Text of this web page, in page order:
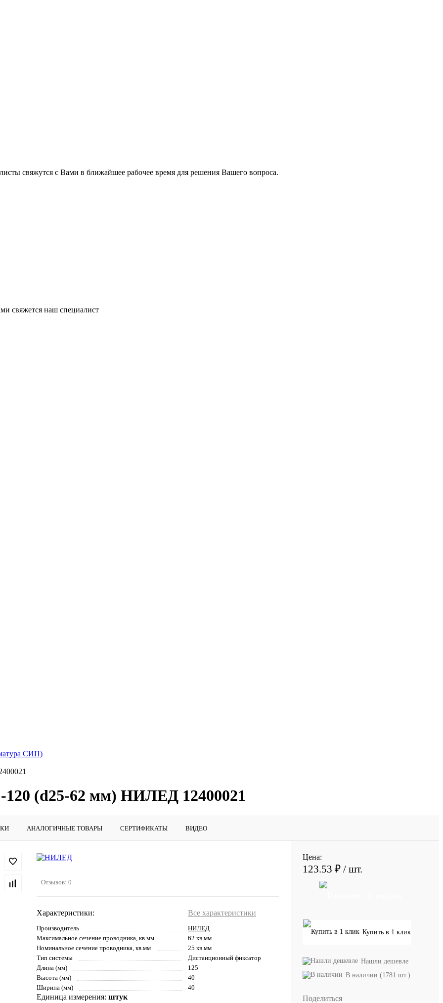
свяжутся с Вами в ближайшее рабочее время для решения Вашего вопроса.
свяжется наш специалист
СИП)
120 (d25-62 мм) НИЛЕД 12400021
АНАЛОГИЧНЫЕ ТОВАРЫ СЕРТИФИКАТЫ ВИДЕО
Отзывов: 0
Характеристики: Все характеристики
Производитель
НИЛЕД
Максимальное сечение проводника, кв.мм
62 кв.мм
Номинальное сечение проводника, кв.мм
25 кв.мм
Тип системы
Дистанционный фиксатор
Длина (мм)
125
Высота (мм)
40
Ширина (мм)
40
Единица измерения: штук
Цена:
123.53 ₽ / шт.
Купить в 1 клик
Нашли дешевле
В наличии (1781 шт.)
Поделиться